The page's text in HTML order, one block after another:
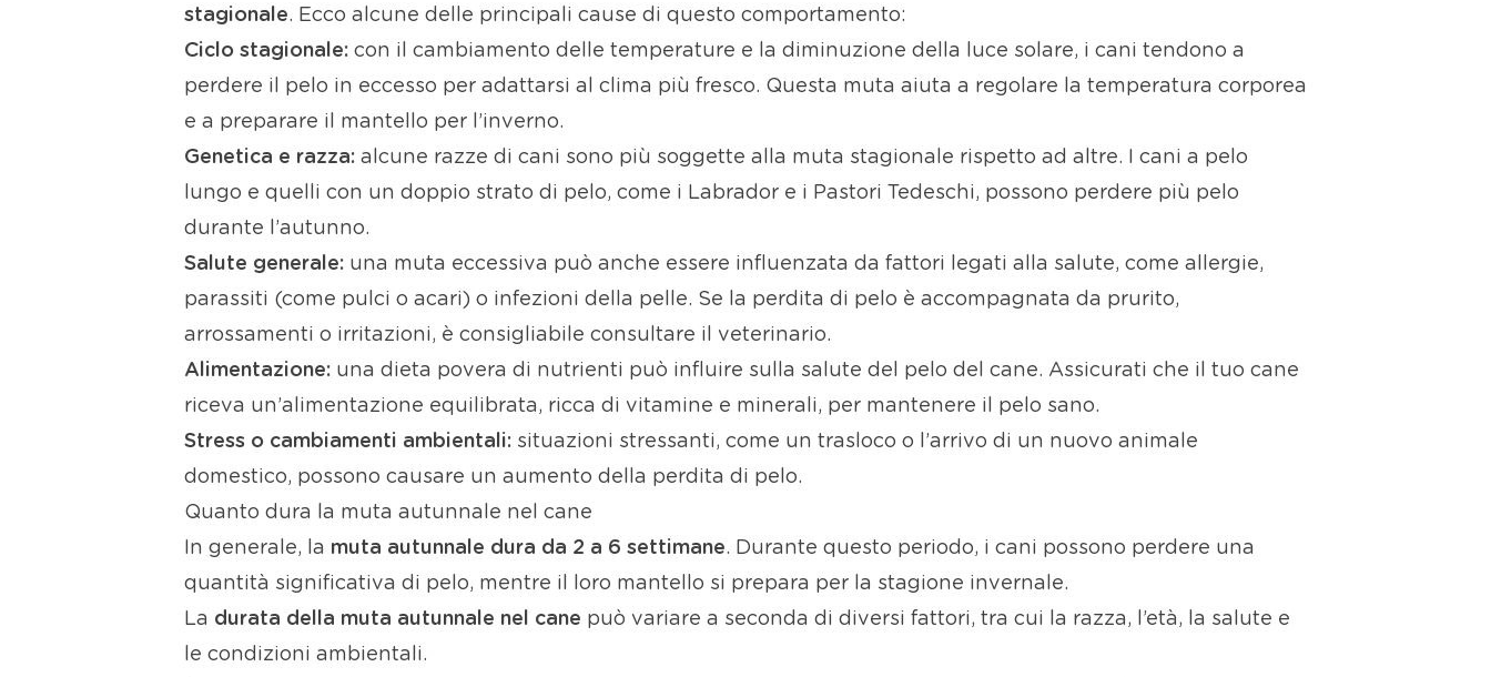
stagionale. Ecco alcune delle principali cause di questo comportamento:
Ciclo stagionale: con il cambiamento delle temperature e la diminuzione della luce solare, i cani tendono a
perdere il pelo in eccesso per adattarsi al clima più fresco. Questa muta aiuta a regolare la temperatura corporea
e a preparare il mantello per l’inverno.
Genetica e razza: alcune razze di cani sono più soggette alla muta stagionale rispetto ad altre. I cani a pelo
lungo e quelli con un doppio strato di pelo, come i Labrador e i Pastori Tedeschi, possono perdere più pelo
durante l’autunno.
Salute generale: una muta eccessiva può anche essere influenzata da fattori legati alla salute, come allergie,
parassiti (come pulci o acari) o infezioni della pelle. Se la perdita di pelo è accompagnata da prurito,
arrossamenti o irritazioni, è consigliabile consultare il veterinario.
Alimentazione: una dieta povera di nutrienti può influire sulla salute del pelo del cane. Assicurati che il tuo cane
riceva un’alimentazione equilibrata, ricca di vitamine e minerali, per mantenere il pelo sano.
Stress o cambiamenti ambientali: situazioni stressanti, come un trasloco o l’arrivo di un nuovo animale
domestico, possono causare un aumento della perdita di pelo.
Quanto dura la muta autunnale nel cane
In generale, la muta autunnale dura da 2 a 6 settimane. Durante questo periodo, i cani possono perdere una
quantità significativa di pelo, mentre il loro mantello si prepara per la stagione invernale.
La durata della muta autunnale nel cane può variare a seconda di diversi fattori, tra cui la razza, l’età, la salute e
le condizioni ambientali.